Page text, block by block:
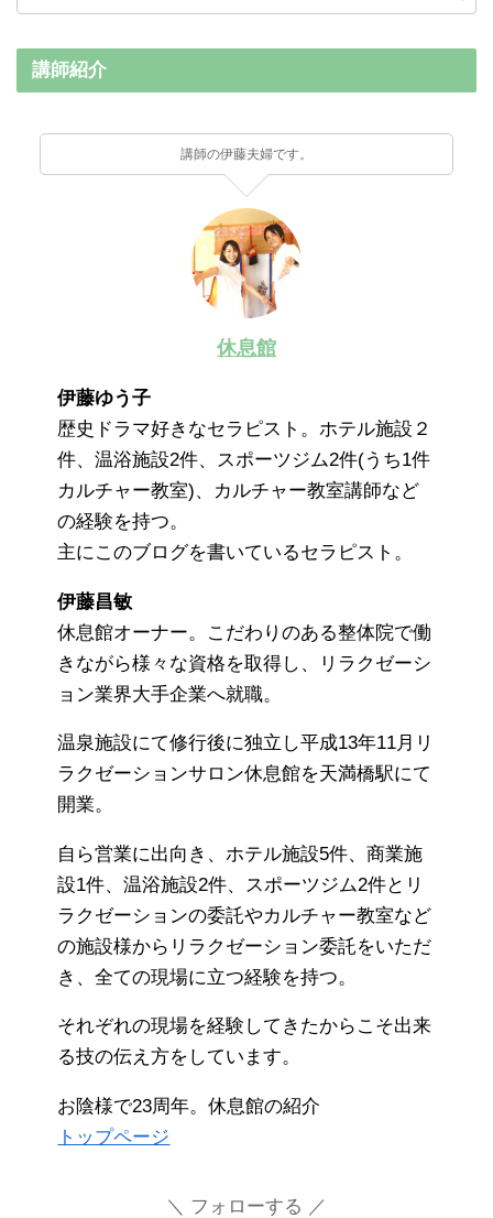
講師紹介
講師の伊藤夫婦です。
休息館
伊藤ゆう子
歴史ドラマ好きなセラピスト。ホテル施設２
件、温浴施設2件、スポーツジム2件(うち1件
カルチャー教室)、カルチャー教室講師など
の経験を持つ。
主にこのブログを書いているセラピスト。
伊藤昌敏
休息館オーナー。こだわりのある整体院で働
きながら様々な資格を取得し、リラクゼーシ
ョン業界大手企業へ就職。
温泉施設にて修行後に独立し平成13年11月リ
ラクゼーションサロン休息館を天満橋駅にて
開業。
自ら営業に出向き、ホテル施設5件、商業施
設1件、温浴施設2件、スポーツジム2件とリ
ラクゼーションの委託やカルチャー教室など
の施設様からリラクゼーション委託をいただ
き、全ての現場に立つ経験を持つ。
それぞれの現場を経験してきたからこそ出来
る技の伝え方をしています。
お陰様で23周年。休息館の紹介
トップページ
フォローする